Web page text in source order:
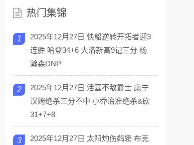
热门集锦
1
2025年12月27日 快船逆转开拓者迎3
连胜 哈登34+6 大洛新高9记三分 杨
瀚森DNP
2
2025年12月27日 活塞不敌爵士 康宁
汉姆绝杀三分不中 小乔治准绝杀&砍
31+7+8
3
2025年12月27日 太阳灼伤鹈鹕 布克